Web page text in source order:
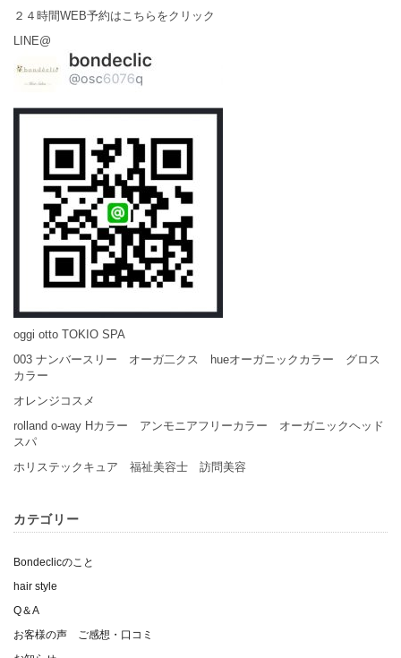
２４時間WEB予約はこちらをクリック
LINE@
oggi otto TOKIO SPA
003 ナンバースリー オーガ二クス hueオーガニックカラー グロス
カラー
オレンジコスメ
rolland o-way Hカラー アンモニアフリーカラー オーガニックヘッド
スパ
ホリステックキュア 福祉美容士 訪問美容
カテゴリー
Bondeclicのこと
hair style
Q＆A
お客様の声 ご感想・口コミ